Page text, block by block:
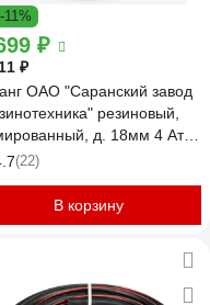
-11%
₽
₽
ОАО "Саранский завод
резиновый,
д. 18мм 4 Атм
(рукав) поливочный 50м
(22)
В корзину